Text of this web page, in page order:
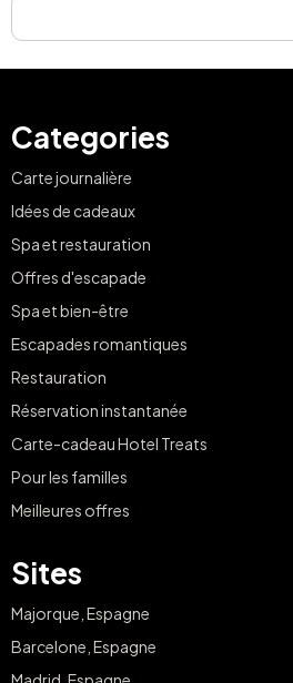
Categories
Carte journalière
Idées de cadeaux
Spa et restauration
Offres d'escapade
Spa et bien-être
Escapades romantiques
Restauration
Réservation instantanée
Carte-cadeau Hotel Treats
Pour les familles
Meilleures offres
Sites
Majorque, Espagne
Barcelone, Espagne